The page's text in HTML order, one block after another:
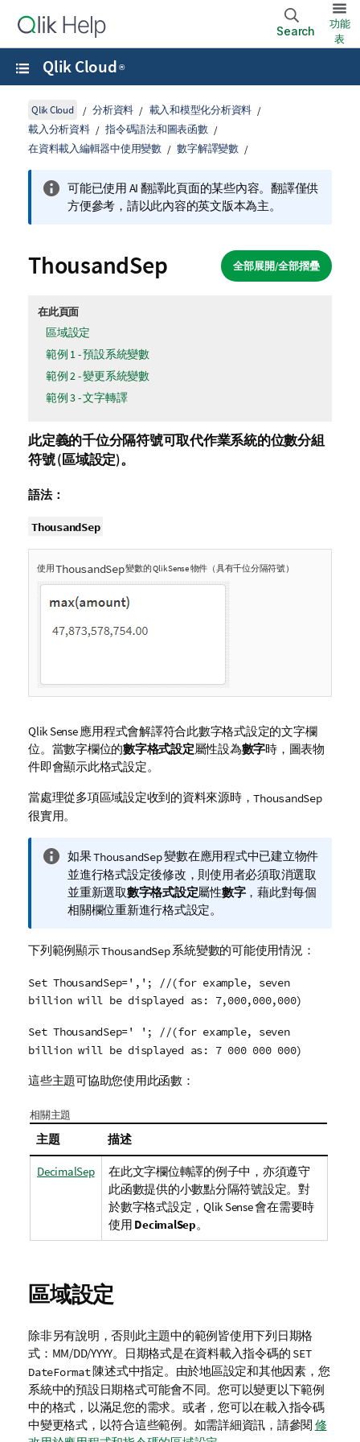
Search
功能
表
Qlik Cloud ®
Qlik Cloud 分析資料
載入和模型化分析資料
載入分析資料
指令碼語法和圖表函數
在資料載入編輯器中使用變數
數字解譯變數
可能已使用 AI 翻譯此頁面的某些內容。翻譯僅供
方便參考，請以此內容的英文版本為主。
全部展開/全部摺疊
ThousandSep
在此頁面
區域設定
範例 1 - 預設系統變數
範例 2 - 變更系統變數
範例 3 - 文字轉譯
此定義的千位分隔符號可取代作業系統的位數分組
符號 (區域設定)。
語法：
ThousandSep
使用ThousandSep變數的Qlik Sense物件（具有千位分隔符號）
Qlik Sense應用程式會解譯符合此數字格式設定的文字欄
位。當數字欄位的數字格式設定屬性設為數字時， 圖表物
件即會顯示此格式設定。
當處理從多項區域設定收到的資料來源時，ThousandSep
很實用。
資
訊
備
註
如果ThousandSep變數在應用程式中已建立物件
並進行格式設定後修改，則使用者必須取消選取
並重新選取數字格式設定屬性數字，藉此對每個
相關欄位重新進行格式設定。
下列範例顯示ThousandSep系統變數的可能使用情況：
Set ThousandSep=','; //(for example, seven
billion will be displayed as: 7,000,000,000)
Set ThousandSep=' '; //(for example, seven
billion will be displayed as: 7 000 000 000)
這些主題可協助您使用此函數：
相關主題
主題 描述
DecimalSep
在此文字欄位轉譯的例子中，亦須遵守
此函數提供的小數點分隔符號設定。對
於數字格式設定， Qlik Sense會在需要時
使用 DecimalSep。
區域設定
除非另有說明，否則此主題中的範例皆使用下列日期格
式：MM/DD/YYYY。日期格式是在資料載入指令碼的 SET
DateFormat陳述式中指定。由於地區設定和其他因素，您
系統中的預設日期格式可能會不同。您可以變更以下範例
中的格式，以滿足您的需求。或者，您可以在載入指令碼
中變更格式，以符合這些範例。 如需詳細資訊，請參閱 修